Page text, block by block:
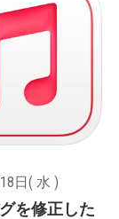
日( 水 )
を修正した